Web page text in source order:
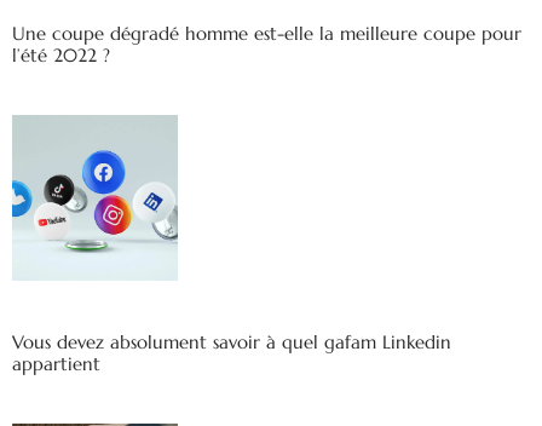
Une coupe dégradé homme est-elle la meilleure coupe pour
l’été 2022 ?
Vous devez absolument savoir à quel gafam Linkedin
appartient